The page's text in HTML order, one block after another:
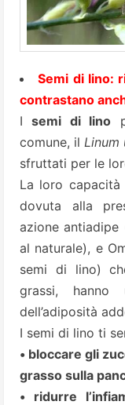
Semi di lino:
contrastano
Isemi di lino
comune, il Linum
sfruttati per le
La loro
dovuta alla
azione antiadipe
al naturale), e
semi di lino)
grassi, hanno
dell’adiposità
I semi di lino ti
• bloccare gli
grasso sulla
• ridurre